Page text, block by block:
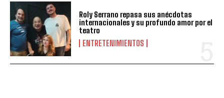
Roly Serrano repasa sus anécdotas
internacionales y su profundo amor por el
teatro
ENTRETENIMIENTOS